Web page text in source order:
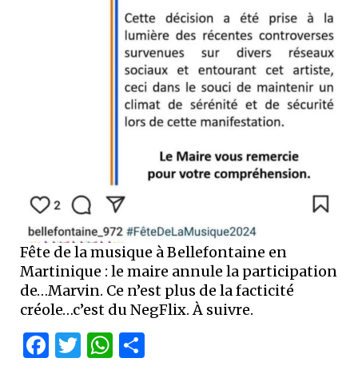
Fête de la musique à Bellefontaine en
Martinique : le maire annule la participation
de…Marvin. Ce n’est plus de la facticité
créole…c’est du NegFlix. À suivre.
Facebook
Twitter
WhatsApp